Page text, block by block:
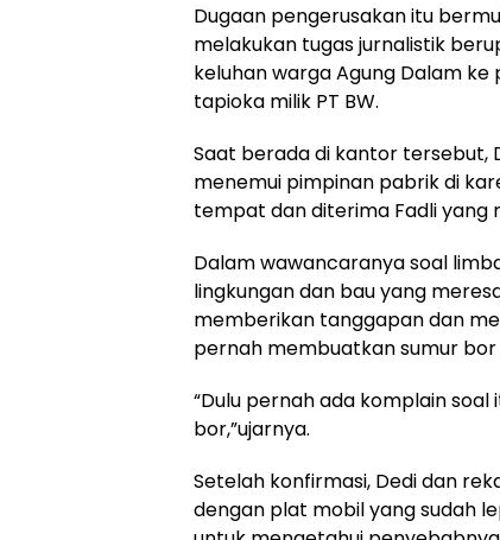
Dugaan pengerusakan itu
melakukan tugas jurnalistik
keluhan warga Agung Dalam
tapioka milik PT BW.
Saat berada di kantor tersebut,
menemui pimpinan pabrik di
tempat dan diterima Fadli yang
Dalam wawancaranya soal
lingkungan dan bau yang
memberikan tanggapan dan
pernah membuatkan sumur
“Dulu pernah ada komplain
bor,”ujarnya.
Setelah konfirmasi, Dedi dan
dengan plat mobil yang sudah